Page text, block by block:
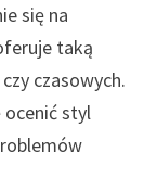
się na
taką
czasowych.
ocenić styl